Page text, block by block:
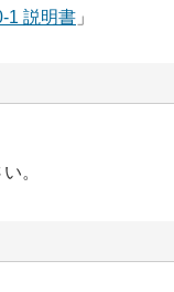
1 説明書 」
。